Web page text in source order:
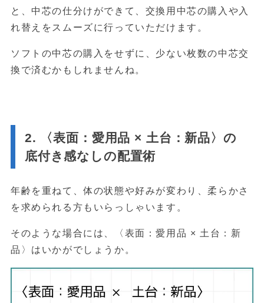
と、中芯の仕分けができて、交換用中芯の購入や入
れ替えをスムーズに行っていただけます。
ソフトの中芯の購入をせずに、少ない枚数の中芯交
換で済むかもしれませんね。
2. 〈表面：愛用品 × 土台：新品〉の
底付き感なしの配置術
年齢を重ねて、体の状態や好みが変わり、柔らかさ
を求められる方もいらっしゃいます。
そのような場合には、〈表面：愛用品 × 土台：新
品〉はいかがでしょうか。